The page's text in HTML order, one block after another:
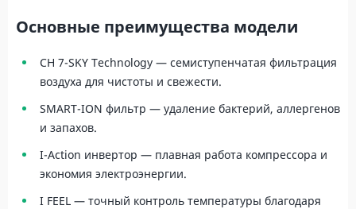
Основные преимущества модели
CH 7-SKY Technology — семиступенчатая фильтрация
воздуха для чистоты и свежести.
SMART-ION фильтр — удаление бактерий, аллергенов
и запахов.
I-Action инвертор — плавная работа компрессора и
экономия электроэнергии.
I FEEL — точный контроль температуры благодаря